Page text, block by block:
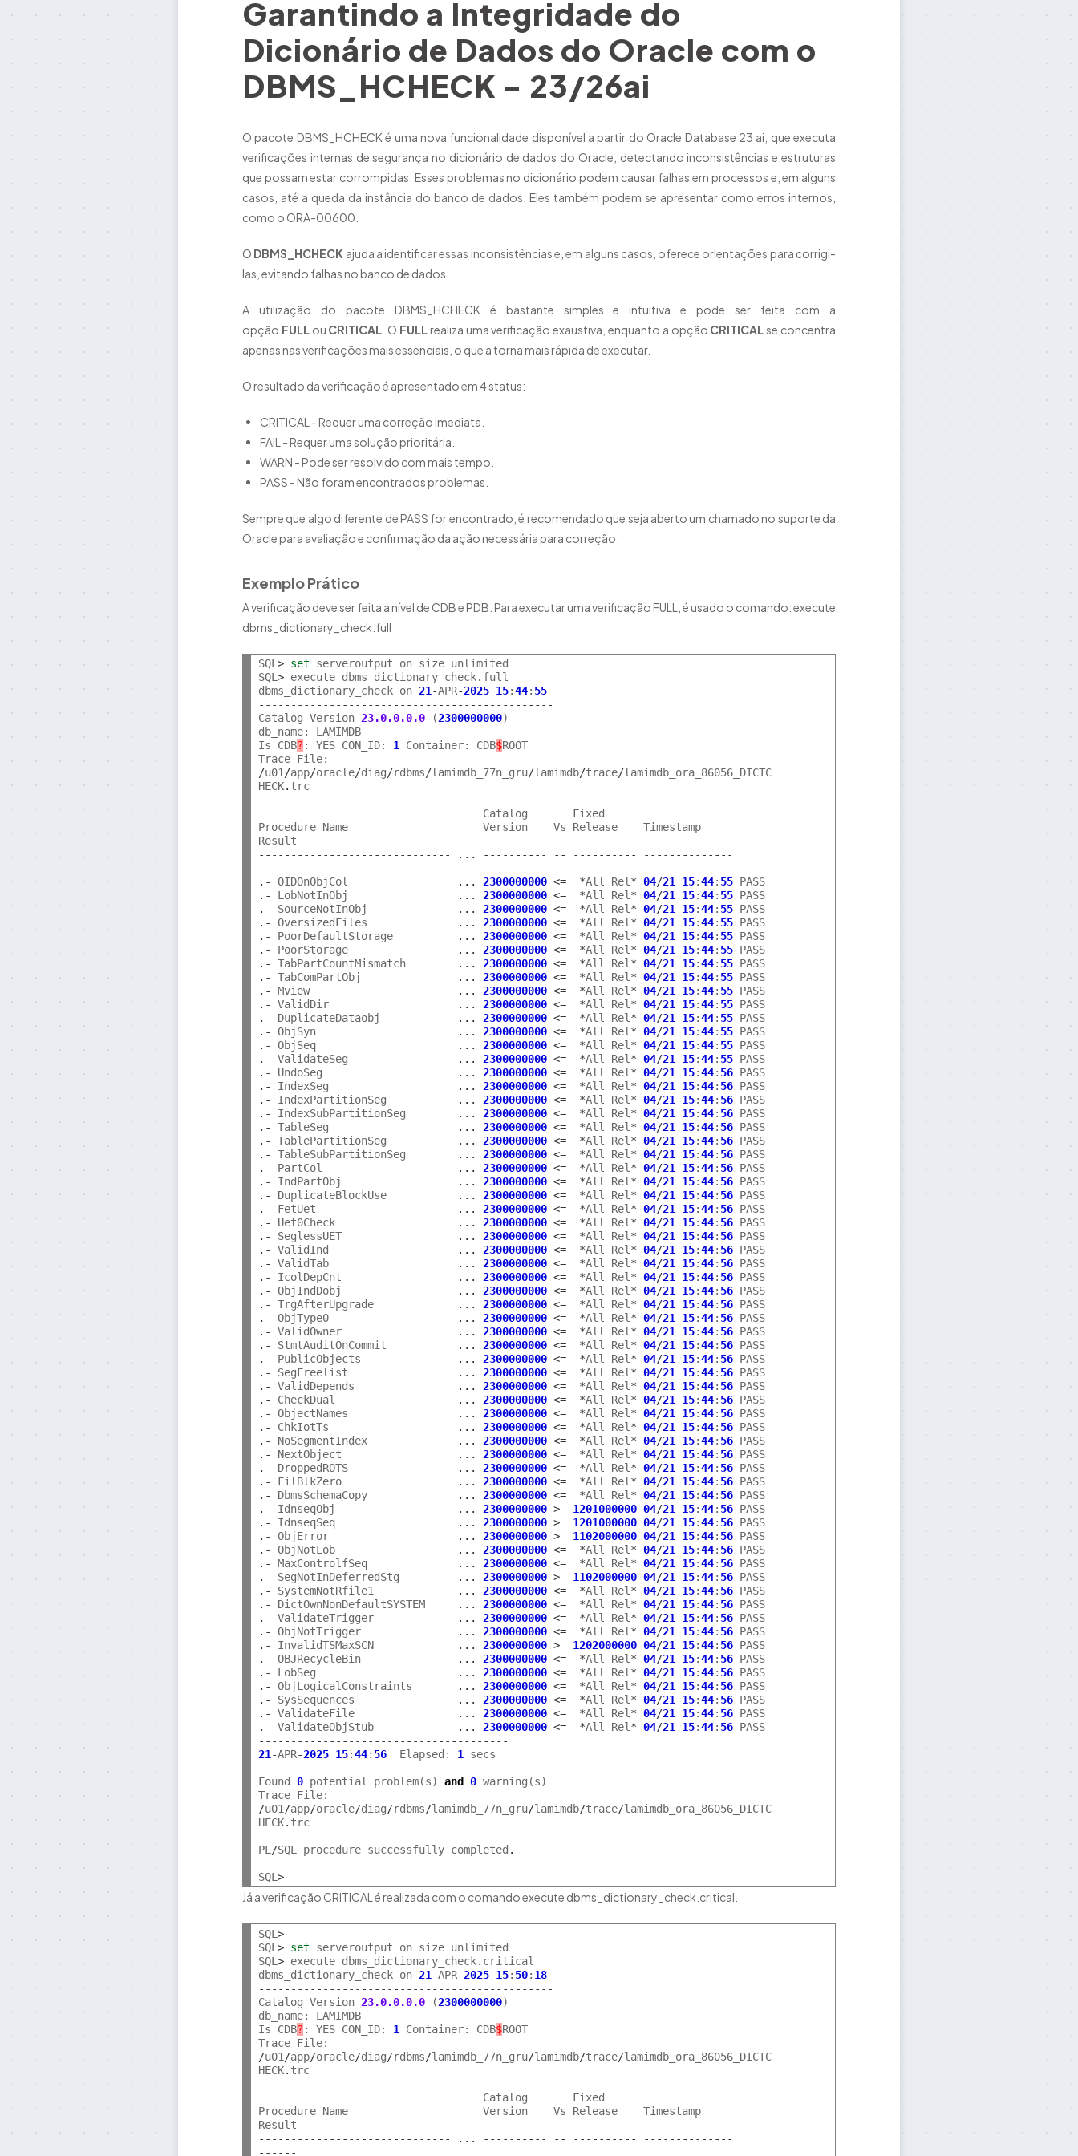
Garantindo a Integridade do
Dicionário de Dados do Oracle com o
DBMS_HCHECK - 23/26ai
O pacote DBMS_HCHECK é uma nova funcionalidade disponível a partir do Oracle Database 23 ai, que executa
verificações internas de segurança no dicionário de dados do Oracle, detectando inconsistências e estruturas
que possam estar corrompidas. Esses problemas no dicionário podem causar falhas em processos e, em alguns
casos, até a queda da instância do banco de dados. Eles também podem se apresentar como erros internos,
como o ORA-00600.
O DBMS_HCHECK ajuda a identificar essas inconsistências e, em alguns casos, oferece orientações para corrigi-
las, evitando falhas no banco de dados.
A utilização do pacote DBMS_HCHECK é bastante simples e intuitiva e pode ser feita com a
opção FULLou CRITICAL . O FULLrealiza uma verificação exaustiva, enquanto a opção CRITICALse concentra
apenas nas verificações mais essenciais, o que a torna mais rápida de executar.
O resultado da verificação é apresentado em 4 status:
CRITICAL - Requer uma correção imediata.
FAIL - Requer uma solução prioritária.
WARN - Pode ser resolvido com mais tempo.
PASS - Não foram encontrados problemas.
Sempre que algo diferente de PASS for encontrado, é recomendado que seja aberto um chamado no suporte da
Oracle para avaliação e confirmação da ação necessária para correção.
Exemplo Prático
A verificação deve ser feita a nível de CDB e PDB. Para executar uma verificação FULL, é usado o comando: execute
dbms_dictionary_check.full
SQL > set serveroutput on size unlimited
SQL > execute dbms_dictionary_check. full
dbms_dictionary_check on 21 -APR-2025 15:44: 55
----------------------------------------------
Catalog Version 23.0.0.0.0 (2300000000)
db_name: LAMIMDB
Is CDB? : YES CON_ID: 1 Container: CDB$ROOT
/u01 /app/oracle/diag/rdbms/lamimdb_77n_gru/lamimdb/trace/lamimdb_ora_86056_DICTC
HECK. trc
                                   Catalog       Fixed
Procedure Name                     Version    Vs Release    Timestamp
------------------------------
... ---------- -- ----------
--------------
------
.- OIDOnObjCol ... 2300000000 <= *All Rel * 04/21 15:44: 55
PASS
.- LobNotInObj ... 2300000000 <= *All Rel * 04/21 15:44: 55
PASS
.- SourceNotInObj ... 2300000000 <= *All Rel * 04/21 15:44: 55
PASS
.- OversizedFiles ... 2300000000 <= *All Rel * 04/21 15:44: 55
PASS
.- PoorDefaultStorage ... 2300000000 <= *All Rel * 04/21 15:44: 55
PASS
.- PoorStorage ... 2300000000 <= *All Rel * 04/21 15:44: 55
PASS
.- TabPartCountMismatch ... 2300000000 <= *All Rel * 04/21 15:44: 55
PASS
.- TabComPartObj ... 2300000000 <= *All Rel * 04/21 15:44: 55
PASS
.- Mview ... 2300000000 <= *All Rel * 04/21 15:44: 55
PASS
.- ValidDir ... 2300000000 <= *All Rel * 04/21 15:44: 55
PASS
.- DuplicateDataobj ... 2300000000 <= *All Rel * 04/21 15:44: 55
PASS
.- ObjSyn ... 2300000000 <= *All Rel * 04/21 15:44: 55
PASS
.- ObjSeq ... 2300000000 <= *All Rel * 04/21 15:44: 55
PASS
.- ValidateSeg ... 2300000000 <= *All Rel * 04/21 15:44: 55
PASS
.- UndoSeg ... 2300000000 <= *All Rel * 04/21 15:44: 56
PASS
.- IndexSeg ... 2300000000 <= *All Rel * 04/21 15:44: 56
PASS
.- IndexPartitionSeg ... 2300000000 <= *All Rel * 04/21 15:44: 56
PASS
.- IndexSubPartitionSeg ... 2300000000 <= *All Rel * 04/21 15:44: 56
PASS
.- TableSeg ... 2300000000 <= *All Rel * 04/21 15:44: 56
PASS
.- TablePartitionSeg ... 2300000000 <= *All Rel * 04/21 15:44: 56
PASS
.- TableSubPartitionSeg ... 2300000000 <= *All Rel * 04/21 15:44: 56
PASS
.- PartCol ... 2300000000 <= *All Rel * 04/21 15:44: 56
PASS
.- IndPartObj ... 2300000000 <= *All Rel * 04/21 15:44: 56
PASS
.- DuplicateBlockUse ... 2300000000 <= *All Rel * 04/21 15:44: 56
PASS
.- FetUet ... 2300000000 <= *All Rel * 04/21 15:44: 56
PASS
.- Uet0Check ... 2300000000 <= *All Rel * 04/21 15:44: 56
PASS
.- SeglessUET ... 2300000000 <= *All Rel * 04/21 15:44: 56
PASS
.- ValidInd ... 2300000000 <= *All Rel * 04/21 15:44: 56
PASS
.- ValidTab ... 2300000000 <= *All Rel * 04/21 15:44: 56
PASS
.- IcolDepCnt ... 2300000000 <= *All Rel * 04/21 15:44: 56
PASS
.- ObjIndDobj ... 2300000000 <= *All Rel * 04/21 15:44: 56
PASS
.- TrgAfterUpgrade ... 2300000000 <= *All Rel * 04/21 15:44: 56
PASS
.- ObjType0 ... 2300000000 <= *All Rel * 04/21 15:44: 56
PASS
.- ValidOwner ... 2300000000 <= *All Rel * 04/21 15:44: 56
PASS
.- StmtAuditOnCommit ... 2300000000 <= *All Rel * 04/21 15:44: 56
PASS
.- PublicObjects ... 2300000000 <= *All Rel * 04/21 15:44: 56
PASS
.- SegFreelist ... 2300000000 <= *All Rel * 04/21 15:44: 56
PASS
.- ValidDepends ... 2300000000 <= *All Rel * 04/21 15:44: 56
PASS
.- CheckDual ... 2300000000 <= *All Rel * 04/21 15:44: 56
PASS
.- ObjectNames ... 2300000000 <= *All Rel * 04/21 15:44: 56
PASS
.- ChkIotTs ... 2300000000 <= *All Rel * 04/21 15:44: 56
PASS
.- NoSegmentIndex ... 2300000000 <= *All Rel * 04/21 15:44: 56
PASS
.- NextObject ... 2300000000 <= *All Rel * 04/21 15:44: 56
PASS
.- DroppedROTS ... 2300000000 <= *All Rel * 04/21 15:44: 56
PASS
.- FilBlkZero ... 2300000000 <= *All Rel * 04/21 15:44: 56
PASS
.- DbmsSchemaCopy ... 2300000000 <= *All Rel * 04/21 15:44: 56
PASS
.- IdnseqObj ... 2300000000 > 1201000000 04/21 15:44: 56
PASS
.- IdnseqSeq ... 2300000000 > 1201000000 04/21 15:44: 56
PASS
.- ObjError ... 2300000000 > 1102000000 04/21 15:44: 56
PASS
.- ObjNotLob ... 2300000000 <= *All Rel * 04/21 15:44: 56
PASS
.- MaxControlfSeq ... 2300000000 <= *All Rel * 04/21 15:44: 56
PASS
.- SegNotInDeferredStg ... 2300000000 > 1102000000 04/21 15:44: 56
PASS
.- SystemNotRfile1 ... 2300000000 <= *All Rel * 04/21 15:44: 56
PASS
.- DictOwnNonDefaultSYSTEM ... 2300000000 <= *All Rel * 04/21 15:44: 56
PASS
.- ValidateTrigger ... 2300000000 <= *All Rel * 04/21 15:44: 56
PASS
.- ObjNotTrigger ... 2300000000 <= *All Rel * 04/21 15:44: 56
PASS
.- InvalidTSMaxSCN ... 2300000000 > 1202000000 04/21 15:44: 56
PASS
.- OBJRecycleBin ... 2300000000 <= *All Rel * 04/21 15:44: 56
PASS
.- LobSeg ... 2300000000 <= *All Rel * 04/21 15:44: 56
PASS
.- ObjLogicalConstraints ... 2300000000 <= *All Rel * 04/21 15:44: 56
PASS
.- SysSequences ... 2300000000 <= *All Rel * 04/21 15:44: 56
PASS
.- ValidateFile ... 2300000000 <= *All Rel * 04/21 15:44: 56
PASS
.- ValidateObjStub ... 2300000000 <= *All Rel * 04/21 15:44: 56
PASS
---------------------------------------
21 -APR-2025 15:44: 56
  Elapsed:
1
---------------------------------------
Found 0 potential problem(s) and 0 warning(s)
/u01 /app/oracle/diag/rdbms/lamimdb_77n_gru/lamimdb/trace/lamimdb_ora_86056_DICTC
HECK. trc
PL /SQL procedure successfully completed .
SQL >
Já a verificação CRITICAL é realizada com o comando execute dbms_dictionary_check.critical.
SQL >
SQL > set serveroutput on size unlimited
SQL > execute dbms_dictionary_check. critical
dbms_dictionary_check on 21 -APR-2025 15: 50: 18
----------------------------------------------
Catalog Version 23.0.0.0.0 (2300000000)
db_name: LAMIMDB
Is CDB? : YES CON_ID: 1 Container: CDB$ROOT
/u01 /app/oracle/diag/rdbms/lamimdb_77n_gru/lamimdb/trace/lamimdb_ora_86056_DICTC
HECK. trc
                                   Catalog       Fixed
Procedure Name                     Version    Vs Release    Timestamp
------------------------------
... ---------- -- ----------
--------------
------